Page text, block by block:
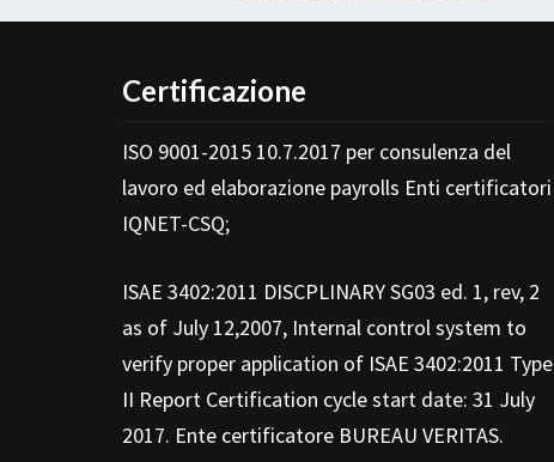
Certificazione
ISO 9001-2015 10.7.2017 per consulenza del
lavoro ed elaborazione payrolls Enti certificatori
IQNET-CSQ;
ISAE 3402:2011 DISCPLINARY SG03 ed. 1, rev, 2
as of July 12,2007, Internal control system to
verify proper application of ISAE 3402:2011 Type
II Report Certification cycle start date: 31 July
2017. Ente certificatore BUREAU VERITAS.